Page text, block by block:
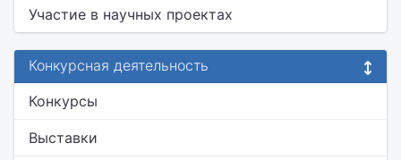
Участие в научных проектах
Конкурсная деятельность
Конкурсы
Выставки